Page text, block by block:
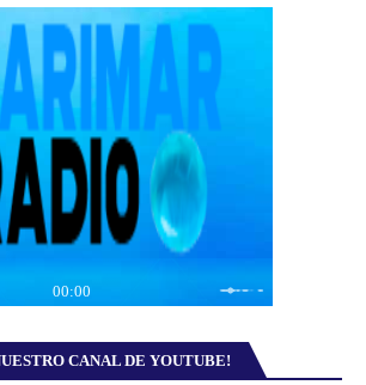
CANAL DE YOUTUBE!